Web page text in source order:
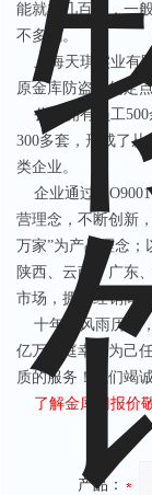
能就在几百块，一
不多吗。
上海天琪实业有
原金库防盗门的定点
公司拥有员工500
300多套，形成了
类企业。
企业通过
营理念，不断创新
万家”为产品理念；
陕西、云南、广东
市场，拥有经销商
十年的风雨历程
亿万家庭幸福为己
质的服务！我们竭
了解金库门报价
产品：